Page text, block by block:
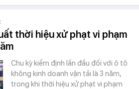
thời hiệu xử phạt vi phạm
Chu kỳ kiểm định lần đầu đối với ô tô
không kinh doanh vận tải là 3 năm,
trong khi thời hiệu xử phạt vi phạm